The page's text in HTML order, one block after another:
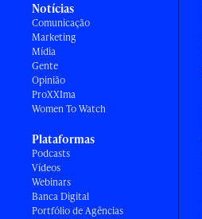
Notícias
Comunicação
Marketing
Mídia
Gente
Opinião
ProXXIma
Women To Watch
Plataformas
Podcasts
Vídeos
Webinars
Banca Digital
Portfólio de Agências